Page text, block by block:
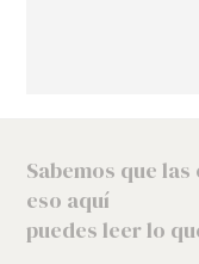
Sabemos que
eso aquí
puedes leer lo